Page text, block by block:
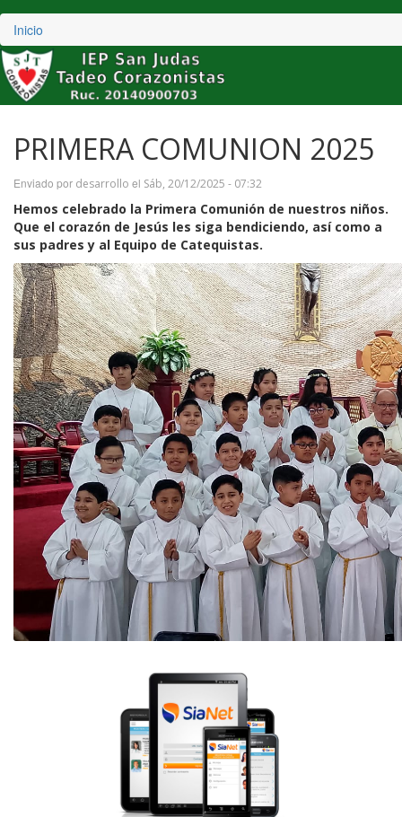
Pasar
contenido
principal
Inicio
PRIMERA COMUNION 2025
Enviado por desarrollo el Sáb, 20/12/2025 - 07:32
Hemos celebrado la Primera Comunión de nuestros niños.
Que el corazón de Jesús les siga bendiciendo, así como a
sus padres y al Equipo de Catequistas.